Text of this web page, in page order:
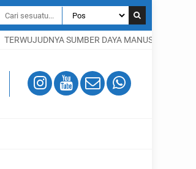
TERWUJUDNYA SUMBER DAYA MANUSIA YANG